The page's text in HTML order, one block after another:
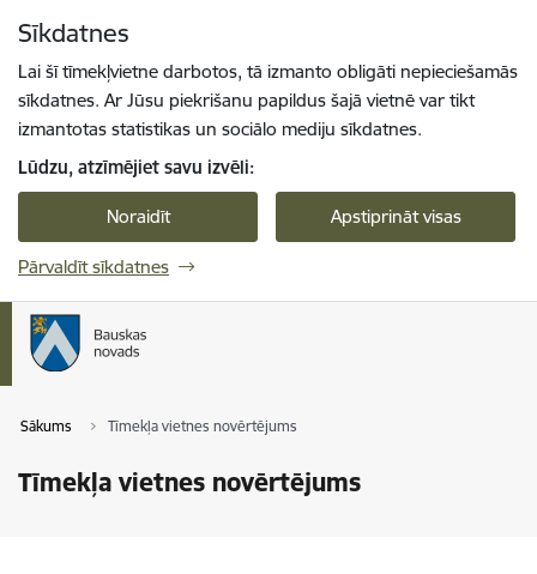
Sīkdatnes
Lai šī tīmekļvietne darbotos, tā izmanto obligāti nepieciešamās
sīkdatnes. Ar Jūsu piekrišanu papildus šajā vietnē var tikt
izmantotas statistikas un sociālo mediju sīkdatnes.
Lūdzu, atzīmējiet savu izvēli:
Noraidīt Apstiprināt visas
Pārvaldīt sīkdatnes
Sākums Tīmekļa vietnes novērtējums
Tīmekļa vietnes novērtējums